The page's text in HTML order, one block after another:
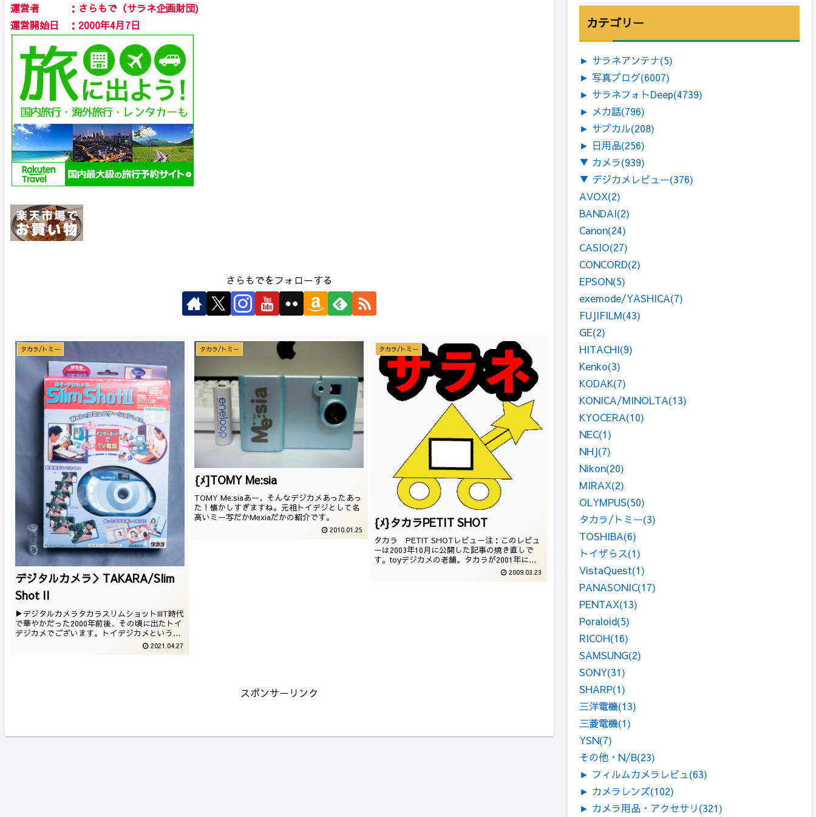
運営者 ：さらもで（サラネ企画財団)
運営開始日 ：2000年4月7日
さらもでをフォローする
タカラ/トミー
デジタルカメラ＞TAKARA/Slim
Shot II
▶デジタルカメラタカラスリムショットIIIT時代
で華やかだった2000年前後、その頃に出たトイ
デジカメでございます。トイデジカメというよ
りも当時は格安デジカメというジャンルでした
2021.04.27
タカラ/トミー
{ﾒ]TOMY Me:sia
TOMY Me:siaあー、そんなデジカメあったあっ
た！懐かしすぎますね。元祖トイデジとして名
高いミー写だかMexiaだかの紹介です。
2010.01.25
タカラ/トミー
{ﾒ}タカラPETIT SHOT
タカラ PETIT SHOTレビュー注：このレビュ
ーは2003年10月に公開した記事の焼き直しで
す。toyデジカメの老舗。タカラが2001年に発
売した３５万画素CMOSカメラの性能やいか
2009.03.23
スポンサーリンク
カテゴリー
► サラネアンテナ(5)
► 写真ブログ(6007)
► サラネフォトDeep(4739)
► メカ話(796)
► サブカル(208)
► 日用品(256)
▼ カメラ(939)
▼ デジカメレビュー(376)
AVOX(2)
BANDAI(2)
Canon(24)
CASIO(27)
CONCORD(2)
EPSON(5)
exemode/YASHICA(7)
FUJIFILM(43)
GE(2)
HITACHI(9)
Kenko(3)
KODAK(7)
KONICA/MINOLTA(13)
KYOCERA(10)
NEC(1)
NHJ(7)
Nikon(20)
MIRAX(2)
OLYMPUS(50)
タカラ/トミー(3)
TOSHIBA(6)
トイザらス(1)
VistaQuest(1)
PANASONIC(17)
PENTAX(13)
Poraloid(5)
RICOH(16)
SAMSUNG(2)
SONY(31)
SHARP(1)
三洋電機(13)
三菱電機(1)
YSN(7)
その他・N/B(23)
► フィルムカメラレビュ(63)
► カメラレンズ(102)
► カメラ用品・アクセサリ(321)